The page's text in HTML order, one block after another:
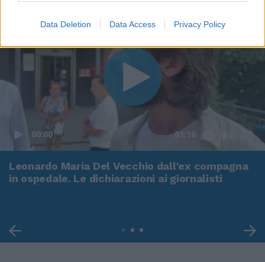
Data Deletion Data Access Privacy Policy
00:00 01:16
Leonardo Maria Del Vecchio dall'ex compagna
in ospedale. Le dichiarazioni ai giornalisti